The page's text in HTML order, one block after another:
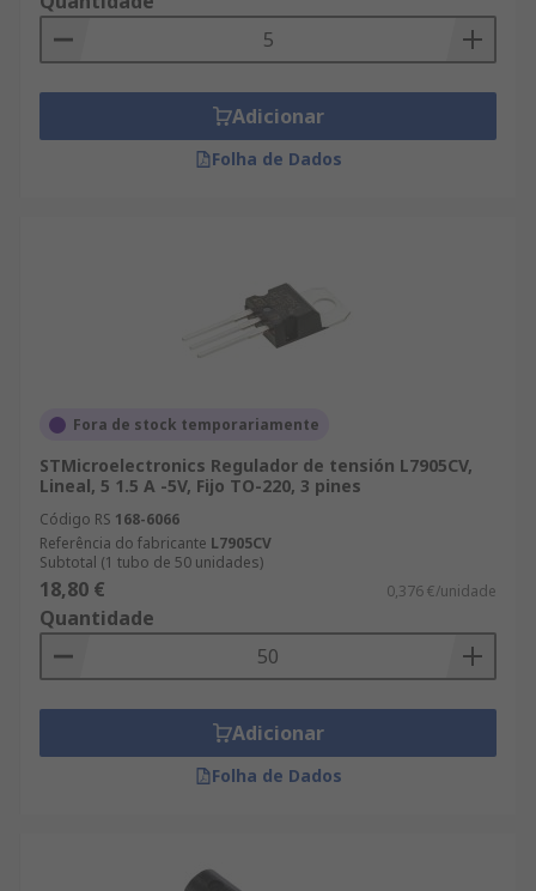
que enfría el componente mediante el contacto
con el aire.
Tipos de reguladores de conmutación
proporcionar y se suministran en distintos
Adicionar
Folha de Dados
Fora de stock temporariamente
STMicroelectronics Regulador de tensión L7905CV,
Lineal, 5 1.5 A -5V, Fijo TO-220, 3 pines
Código RS 168-6066
Referência do fabricante L7905CV
Subtotal (1 tubo de 50 unidades)
18,80 € 0,376 €/unidade
Quantidade
Adicionar
Folha de Dados